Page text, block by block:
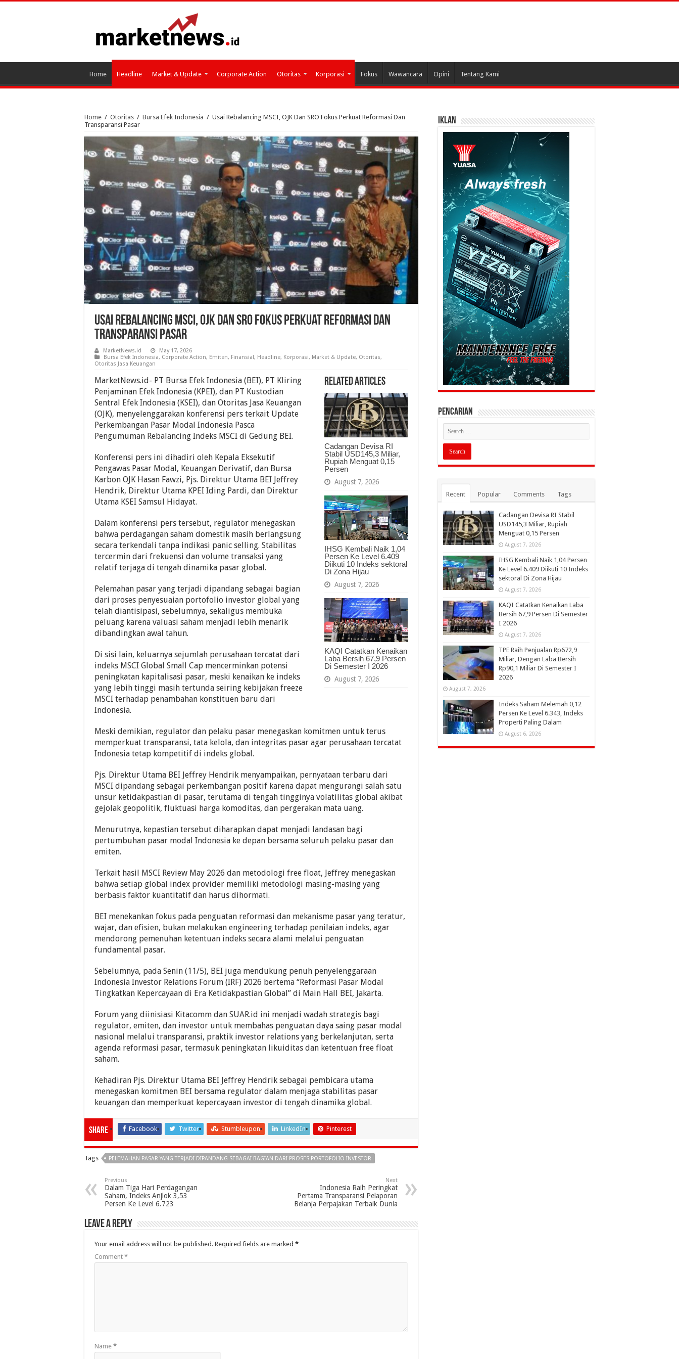
Home Headline Market & Update Corporate Action Otoritas Korporasi Fokus Wawancara Opini Tentang Kami
Home / Otoritas / Bursa Efek Indonesia / Usai Rebalancing MSCI, OJK Dan SRO Fokus Perkuat Reformasi Dan
Transparansi Pasar
Usai Rebalancing MSCI, OJK Dan SRO Fokus Perkuat Reformasi Dan
Transparansi Pasar
MarketNews.id
May 17, 2026
Bursa Efek Indonesia, Corporate Action, Emiten, Finansial, Headline, Korporasi, Market & Update, Otoritas,
Otoritas Jasa Keuangan
Related Articles
Cadangan Devisa RI
Stabil USD145,3 Miliar,
Rupiah Menguat 0,15
Persen
August 7, 2026
IHSG Kembali Naik 1,04
Persen Ke Level 6.409
Diikuti 10 Indeks sektoral
Di Zona Hijau
August 7, 2026
KAQI Catatkan Kenaikan
Laba Bersih 67,9 Persen
Di Semester I 2026
August 7, 2026
MarketNews.id- PT Bursa Efek Indonesia (BEI), PT Kliring
Penjaminan Efek Indonesia (KPEI), dan PT Kustodian
Sentral Efek Indonesia (KSEI), dan Otoritas Jasa Keuangan
(OJK), menyelenggarakan konferensi pers terkait Update
Perkembangan Pasar Modal Indonesia Pasca
Pengumuman Rebalancing Indeks MSCI di Gedung BEI.
Konferensi pers ini dihadiri oleh Kepala Eksekutif
Pengawas Pasar Modal, Keuangan Derivatif, dan Bursa
Karbon OJK Hasan Fawzi, Pjs. Direktur Utama BEI Jeffrey
Hendrik, Direktur Utama KPEI Iding Pardi, dan Direktur
Utama KSEI Samsul Hidayat.
Dalam konferensi pers tersebut, regulator menegaskan
bahwa perdagangan saham domestik masih berlangsung
secara terkendali tanpa indikasi panic selling. Stabilitas
tercermin dari frekuensi dan volume transaksi yang
relatif terjaga di tengah dinamika pasar global.
Pelemahan pasar yang terjadi dipandang sebagai bagian
dari proses penyesuaian portofolio investor global yang
telah diantisipasi, sebelumnya, sekaligus membuka
peluang karena valuasi saham menjadi lebih menarik
dibandingkan awal tahun.
Di sisi lain, keluarnya sejumlah perusahaan tercatat dari
indeks MSCI Global Small Cap mencerminkan potensi
peningkatan kapitalisasi pasar, meski kenaikan ke indeks
yang lebih tinggi masih tertunda seiring kebijakan freeze
MSCI terhadap penambahan konstituen baru dari
Indonesia.
Meski demikian, regulator dan pelaku pasar menegaskan komitmen untuk terus
memperkuat transparansi, tata kelola, dan integritas pasar agar perusahaan tercatat
Indonesia tetap kompetitif di indeks global.
Pjs. Direktur Utama BEI Jeffrey Hendrik menyampaikan, pernyataan terbaru dari
MSCI dipandang sebagai perkembangan positif karena dapat mengurangi salah satu
unsur ketidakpastian di pasar, terutama di tengah tingginya volatilitas global akibat
gejolak geopolitik, fluktuasi harga komoditas, dan pergerakan mata uang.
Menurutnya, kepastian tersebut diharapkan dapat menjadi landasan bagi
pertumbuhan pasar modal Indonesia ke depan bersama seluruh pelaku pasar dan
emiten.
Terkait hasil MSCI Review May 2026 dan metodologi free float, Jeffrey menegaskan
bahwa setiap global index provider memiliki metodologi masing-masing yang
berbasis faktor kuantitatif dan harus dihormati.
BEI menekankan fokus pada penguatan reformasi dan mekanisme pasar yang teratur,
wajar, dan efisien, bukan melakukan engineering terhadap penilaian indeks, agar
mendorong pemenuhan ketentuan indeks secara alami melalui penguatan
fundamental pasar.
Sebelumnya, pada Senin (11/5), BEI juga mendukung penuh penyelenggaraan
Indonesia Investor Relations Forum (IRF) 2026 bertema “Reformasi Pasar Modal
Tingkatkan Kepercayaan di Era Ketidakpastian Global” di Main Hall BEI, Jakarta.
Forum yang diinisiasi Kitacomm dan SUAR.id ini menjadi wadah strategis bagi
regulator, emiten, dan investor untuk membahas penguatan daya saing pasar modal
nasional melalui transparansi, praktik investor relations yang berkelanjutan, serta
agenda reformasi pasar, termasuk peningkatan likuiditas dan ketentuan free float
saham.
Kehadiran Pjs. Direktur Utama BEI Jeffrey Hendrik sebagai pembicara utama
menegaskan komitmen BEI bersama regulator dalam menjaga stabilitas pasar
keuangan dan memperkuat kepercayaan investor di tengah dinamika global.
Share Facebook Twitter Stumbleupon LinkedIn Pinterest
Tags PELEMAHAN PASAR YANG TERJADI DIPANDANG SEBAGAI BAGIAN DARI PROSES PORTOFOLIO INVESTOR
Previous
Dalam Tiga Hari Perdagangan
Saham, Indeks Anjlok 3,53
Persen Ke Level 6.723
Next
Indonesia Raih Peringkat
Pertama Transparansi Pelaporan
Belanja Perpajakan Terbaik Dunia
Leave a Reply
Your email address will not be published. Required fields are marked *
Comment *
Name *
IKLAN
PENCARIAN
Recent Popular Comments Tags
Cadangan Devisa RI Stabil
USD145,3 Miliar, Rupiah
Menguat 0,15 Persen
August 7, 2026
IHSG Kembali Naik 1,04 Persen
Ke Level 6.409 Diikuti 10 Indeks
sektoral Di Zona Hijau
August 7, 2026
KAQI Catatkan Kenaikan Laba
Bersih 67,9 Persen Di Semester
I 2026
August 7, 2026
TPE Raih Penjualan Rp672,9
Miliar, Dengan Laba Bersih
Rp90,1 Miliar Di Semester I
2026
August 7, 2026
Indeks Saham Melemah 0,12
Persen Ke Level 6.343, Indeks
Properti Paling Dalam
August 6, 2026